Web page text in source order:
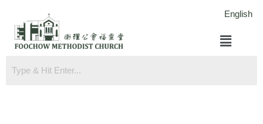
English
菜
单